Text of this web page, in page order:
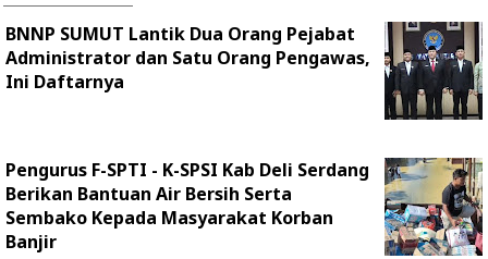
BNNP SUMUT Lantik Dua Orang Pejabat
Administrator dan Satu Orang Pengawas,
Ini Daftarnya
Pengurus F-SPTI - K-SPSI Kab Deli Serdang
Berikan Bantuan Air Bersih Serta
Sembako Kepada Masyarakat Korban
Banjir